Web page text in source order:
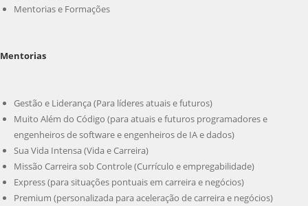
Mentorias e Formações
Mentorias
Gestão e Liderança (Para líderes atuais e futuros)
Muito Além do Código (para atuais e futuros programadores e
engenheiros de software e engenheiros de IA e dados)
Sua Vida Intensa (Vida e Carreira)
Missão Carreira sob Controle (Currículo e empregabilidade)
Express (para situações pontuais em carreira e negócios)
Premium (personalizada para aceleração de carreira e negócios)